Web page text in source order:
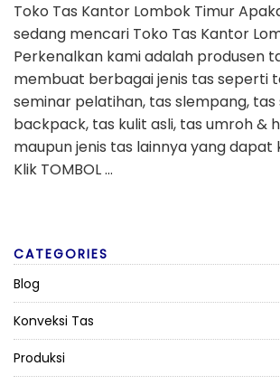
Toko Tas Kantor Lombok Timur
sedang mencari Toko Tas Kantor
Perkenalkan kami adalah produsen
membuat berbagai jenis tas seperti
seminar pelatihan, tas slempang, tas
backpack, tas kulit asli, tas umroh &
maupun jenis tas lainnya yang dapat
Klik TOMBOL …
CATEGORIES
Blog
Konveksi Tas
Produksi